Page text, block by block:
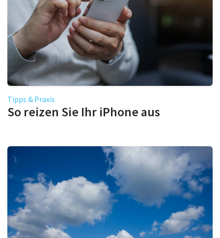
Tipps & Praxis
So reizen Sie Ihr iPhone aus